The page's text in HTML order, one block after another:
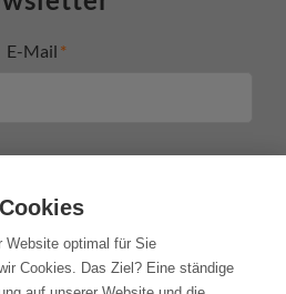
E-Mail
Website optimal für Sie
Cookies. Das Ziel? Eine ständige